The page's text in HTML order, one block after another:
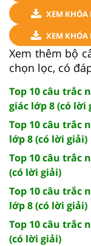
XEM KHÓA
XEM KHÓA
Xem thêm bộ
chọn lọc, có
Top 10 câu trắc
giác lớp 8 (có lời
Top 10 câu trắc
lớp 8 (có lời giải)
Top 10 câu trắc
(có lời giải)
Top 10 câu trắc
lớp 8 (có lời giải)
Top 10 câu trắc
(có lời giải)